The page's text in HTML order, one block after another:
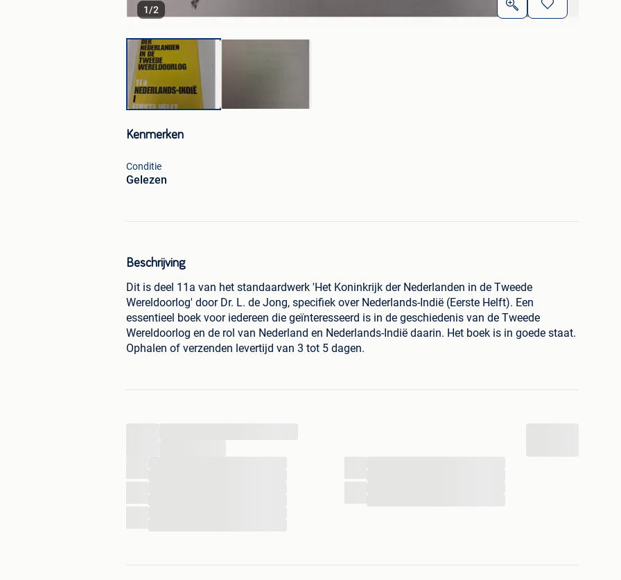
1/2
Kenmerken
Conditie
Gelezen
Beschrijving
Dit is deel 11a van het standaardwerk 'Het Koninkrijk der Nederlanden in de Tweede
Wereldoorlog' door Dr. L. de Jong, specifiek over Nederlands-Indië (Eerste Helft). Een
essentieel boek voor iedereen die geïnteresseerd is in de geschiedenis van de Tweede
Wereldoorlog en de rol van Nederland en Nederlands-Indië daarin. Het boek is in goede staat.
Ophalen of verzenden levertijd van 3 tot 5 dagen.